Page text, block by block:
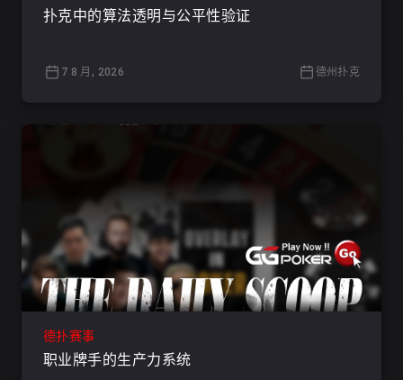
扑克中的算法透明与公平性验证
7 8 月, 2026 德州扑克
德扑赛事
职业牌手的生产力系统